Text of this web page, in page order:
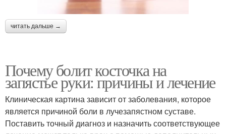
читать дальше →
Почему болит косточка на
запястье руки: причины и лечение
Клиническая картина зависит от заболевания, которое
является причиной боли в лучезапястном суставе.
Поставить точный диагноз и назначить соответствующее